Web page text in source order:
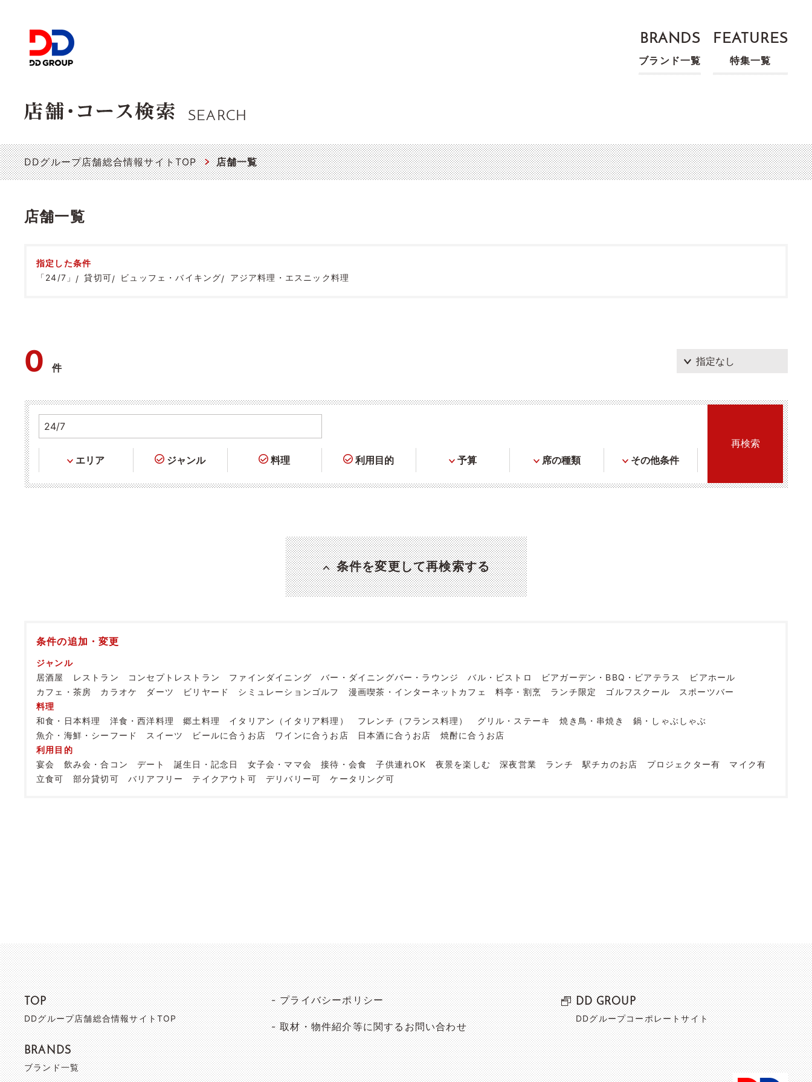
BRANDS
ブランド一覧
FEATURES
特集一覧
SEARCH
DDグループ店舗総合情報サイトTOP 店舗一覧
店舗一覧
指定した条件
「24/7」
貸切可 ビュッフェ・バイキング アジア料理・エスニック料理
0件
エリア ジャンル 料理 利用目的 予算 席の種類 その他条件
条件を変更して再検索する
条件の追加・変更
ジャンル
居酒屋
レストラン コンセプトレストラン ファインダイニング バー・ダイニングバー・ラウンジ バル・ビストロ ビアガーデン・BBQ・ビアテラス
ビアホール
カフェ・茶房
カラオケ ダーツ ビリヤード シミュレーションゴルフ 漫画喫茶・インターネットカフェ 料亭・割烹 ランチ限定 ゴルフスクール
スポーツバー
料理
和食・日本料理
洋食・西洋料理 郷土料理 イタリアン（イタリア料理） フレンチ（フランス料理） グリル・ステーキ 焼き鳥・串焼き
鍋・しゃぶしゃぶ
魚介・海鮮・シーフード
スイーツ ビールに合うお店 ワインに合うお店 日本酒に合うお店
焼酎に合うお店
利用目的
宴会
飲み会・合コン デート 誕生日・記念日 女子会・ママ会 接待・会食 子供連れOK 夜景を楽しむ 深夜営業 ランチ 駅チカのお店 プロジェクター有
マイク有
立食可
部分貸切可 バリアフリー テイクアウト可 デリバリー可 ケータリング可
TOP
DDグループ店舗総合情報サイトTOP
BRANDS
ブランド一覧
プライバシーポリシー
取材・物件紹介等に関するお問い合わせ
DD GROUP
DDグループコーポレートサイト